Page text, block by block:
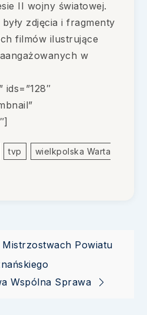
II wojny światowej.
zdjęcia i fragmenty
filmów ilustrujące
w
ids=”128″
Tvp
Wielkpolska Warta
Powiatu
Wspólna Sprawa